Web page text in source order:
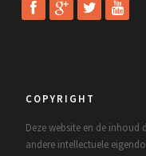
COPYRIGHT
Deze website en de inhoud
andere intellectuele